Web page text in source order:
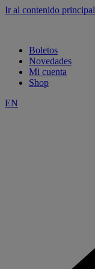
Ir al contenido principal
Boletos
Novedades
Mi cuenta
Shop
EN